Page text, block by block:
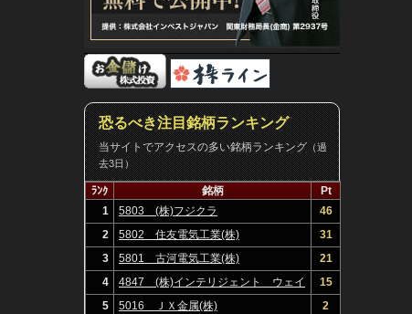
恐るべき注目銘柄ランキング
当サイトでアクセスの多い銘柄ランキング（過
去3日）
ﾗﾝｸ 銘柄
Pt
1
5803 (株)フジクラ
46
2
5802 住友電気工業(株)
31
3
5801 古河電気工業(株)
21
4
4847 (株)インテリジェント ウェイ
ブ
15
5
5016 ＪＸ金属(株)
2